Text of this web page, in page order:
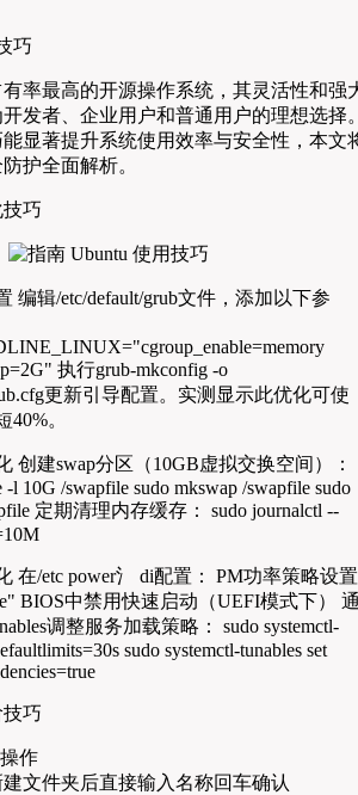
巧
率最高的开源操作系统，其灵活性和强
发者、企业用户和普通用户的理想选择
显著提升系统使用效率与安全性，本文
护全面解析。
巧
编辑/etc/default/grub文件，添加以下参
执行grub-mkconfig -o
更新引导配置。实测显示此优化可使
40%。
创建swap分区（10GB虚拟交换空间）：
-l 10G /swapfile sudo mkswap /swapfile sudo
定期清理内存缓存： sudo journalctl --
在/etc power氵 di配置： PM功率策略设置
BIOS中禁用快速启动（UEFI模式下）
调整服务加载策略： sudo systemctl-
sudo systemctl-tunables set
巧
作
文件夹后直接输入名称回车确认